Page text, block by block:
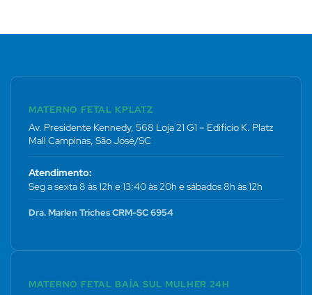
MATERNO FETAL KPLATZ
Av. Presidente Kennedy, 568 Loja 21 G1 – Edifício K. Platz
Mall Campinas, São José/SC
Atendimento:
Seg a sexta 8 às 12h e 13:40 às 20h e sábados 8h às 12h
Dra. Marlen Triches CRM-SC 6954
MATERNO FETAL BAÍA SUL MULHER 24H